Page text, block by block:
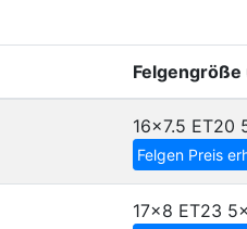
16x7.5 ET20
Felgen Preis
17x8 ET23